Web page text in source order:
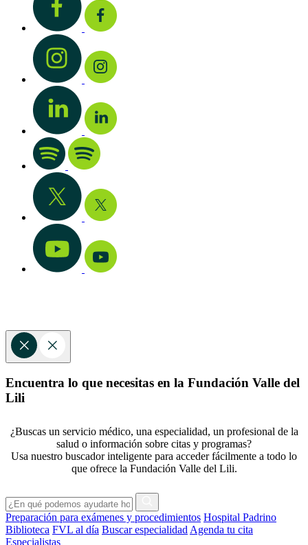
Encuentra lo que necesitas en la Fundación Valle del
Lili
¿Buscas un servicio médico, una especialidad, un profesional de la
salud o información sobre citas y programas?
Usa nuestro buscador inteligente para acceder fácilmente a todo lo
que ofrece la Fundación Valle del Lili.
Preparación para exámenes y procedimientos Hospital Padrino
Biblioteca FVL al día Buscar especialidad Agenda tu cita
Especialistas